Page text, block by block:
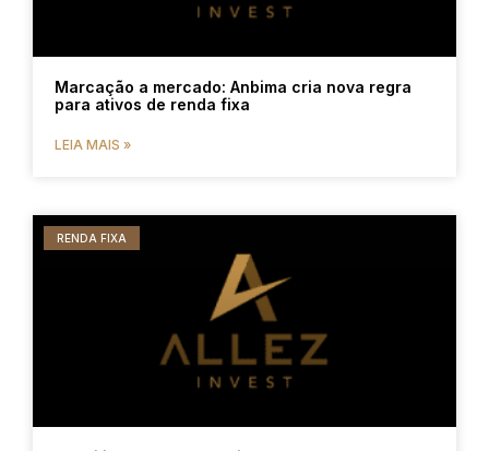
Marcação a mercado: Anbima cria nova regra
para ativos de renda fixa
LEIA MAIS »
RENDA FIXA